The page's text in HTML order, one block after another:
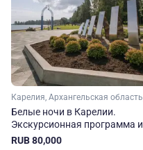
Белые ночи в Карелии.
Экскурсионная программа и
сплав по реке Шуя
RUB 80,000